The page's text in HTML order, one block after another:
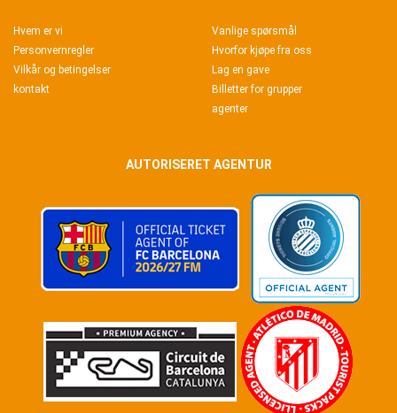
Hvem er vi
Personvernregler
Vilkår og betingelser
kontakt
Vanlige spørsmål
Hvorfor kjøpe fra oss
Lag en gave
Billetter for grupper
agenter
AUTORISERET AGENTUR